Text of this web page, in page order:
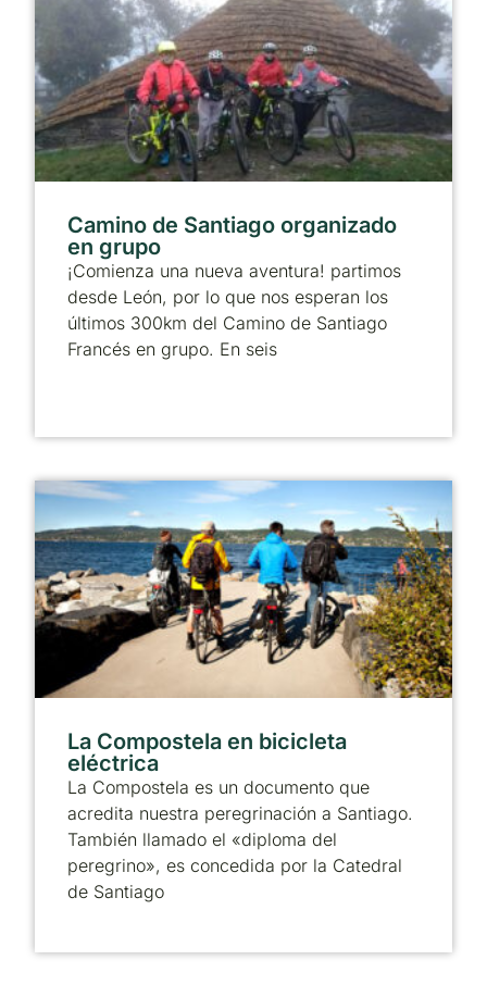
Camino de Santiago organizado
en grupo
¡Comienza una nueva aventura! partimos
desde León, por lo que nos esperan los
últimos 300km del Camino de Santiago
Francés en grupo. En seis
La Compostela en bicicleta
eléctrica
La Compostela es un documento que
acredita nuestra peregrinación a Santiago.
También llamado el «diploma del
peregrino», es concedida por la Catedral
de Santiago